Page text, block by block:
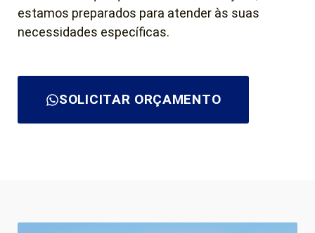
estamos preparados para atender às suas
necessidades específicas.
SOLICITAR ORÇAMENTO